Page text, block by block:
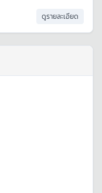
ดูรายละเอียด